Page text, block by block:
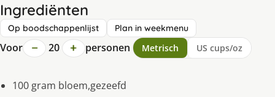
Ingrediënten
Op boodschappenlijst Plan in weekmenu
Voor − 20 + personen Metrisch US cups/oz
100 gram bloem,gezeefd